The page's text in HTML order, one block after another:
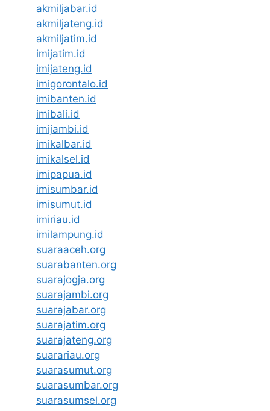
akmiljabar.id
akmiljateng.id
akmiljatim.id
imijatim.id
imijateng.id
imigorontalo.id
imibanten.id
imibali.id
imijambi.id
imikalbar.id
imikalsel.id
imipapua.id
imisumbar.id
imisumut.id
imiriau.id
imilampung.id
suaraaceh.org
suarabanten.org
suarajogja.org
suarajambi.org
suarajabar.org
suarajatim.org
suarajateng.org
suarariau.org
suarasumut.org
suarasumbar.org
suarasumsel.org